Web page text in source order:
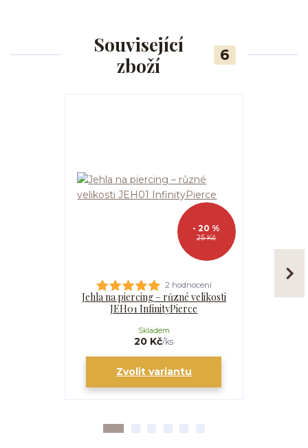
Související
zboží
6
25 Kč
- 20 %
2 hodnocení
Jehla na piercing – různé velikosti
JEH01 InfinityPierce
20 Kč/ks
Skladem
Zvolit variantu